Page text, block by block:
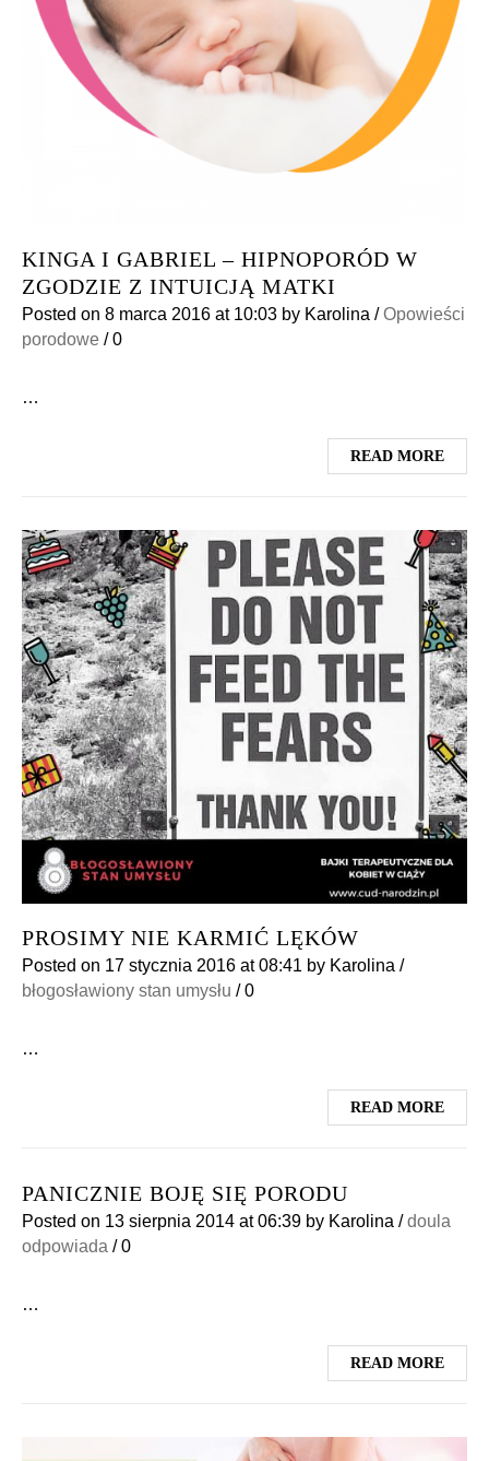
KINGA I GABRIEL – HIPNOPORÓD W
ZGODZIE Z INTUICJĄ MATKI
Posted on 8 marca 2016 at 10:03 by Karolina /Opowieści
porodowe /0
…
READ MORE
PROSIMY NIE KARMIĆ LĘKÓW
Posted on 17 stycznia 2016 at 08:41 by Karolina /
błogosławiony stan umysłu /0
…
READ MORE
PANICZNIE BOJĘ SIĘ PORODU
Posted on 13 sierpnia 2014 at 06:39 by Karolina /doula
odpowiada /0
…
READ MORE